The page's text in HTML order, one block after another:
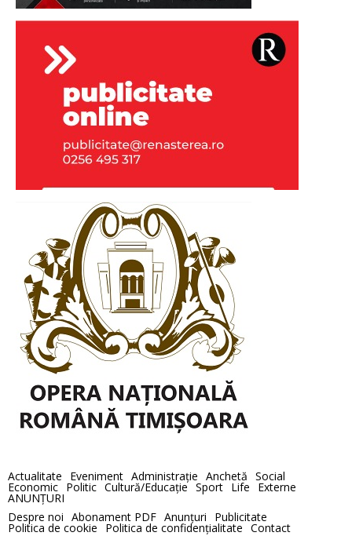
Actualitate Eveniment Administraţie Anchetă Social
Economic Politic Cultură/Educaţie Sport Life Externe
ANUNȚURI
Despre noi Abonament PDF Anunţuri Publicitate
Politica de cookie Politica de confidenţialitate Contact